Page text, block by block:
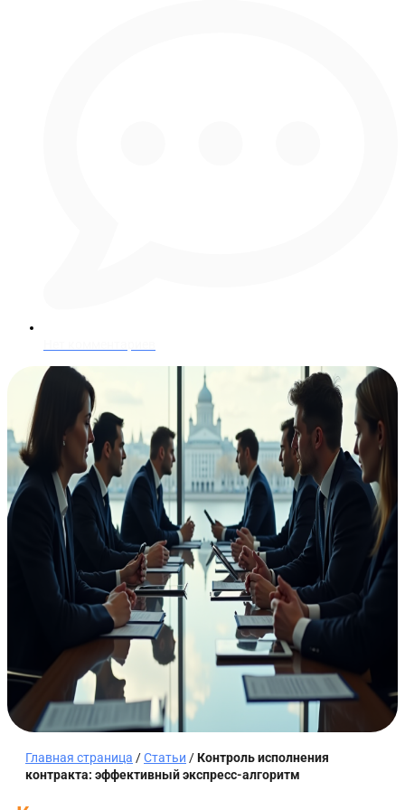
Главная страница /Статьи /Контроль исполнения
контракта: эффективный экспресс-алгоритм